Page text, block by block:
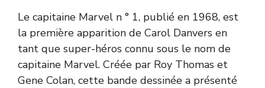
Le capitaine Marvel n ° 1, publié en 1968, est
la première apparition de Carol Danvers en
tant que super-héros connu sous le nom de
capitaine Marvel. Créée par Roy Thomas et
Gene Colan, cette bande dessinée a présenté